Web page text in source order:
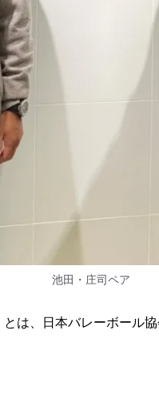
池田・庄司ペア
は、日本バレーボール